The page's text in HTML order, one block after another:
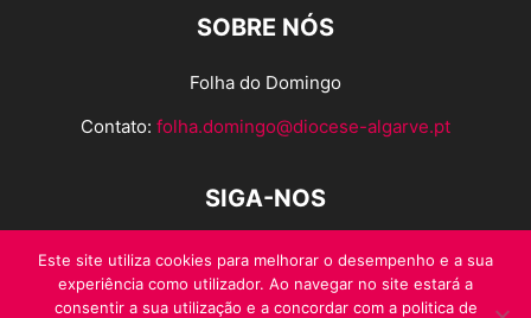
SOBRE NÓS
Folha do Domingo
Contato: folha.domingo@diocese-algarve.pt
SIGA-NOS
Este site utiliza cookies para melhorar o desempenho e a sua
experiência como utilizador. Ao navegar no site estará a
consentir a sua utilização e a concordar com a politica de